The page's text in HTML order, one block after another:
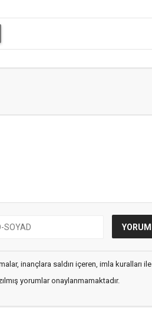
inançlara saldırı içeren, imla kuralları ile
yorumlar onaylanmamaktadır.